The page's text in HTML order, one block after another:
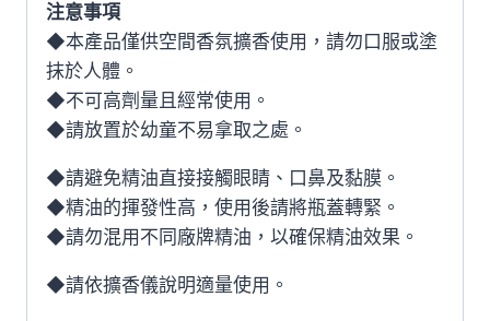
注意事項
◆本產品僅供空間香氛擴香使用，請勿口服或塗
抹於人體。
◆不可高劑量且經常使用。
◆請放置於幼童不易拿取之處。
◆請避免精油直接接觸眼睛、口鼻及黏膜。
◆精油的揮發性高，使用後請將瓶蓋轉緊。
◆請勿混用不同廠牌精油，以確保精油效果。
◆請依擴香儀說明適量使用。